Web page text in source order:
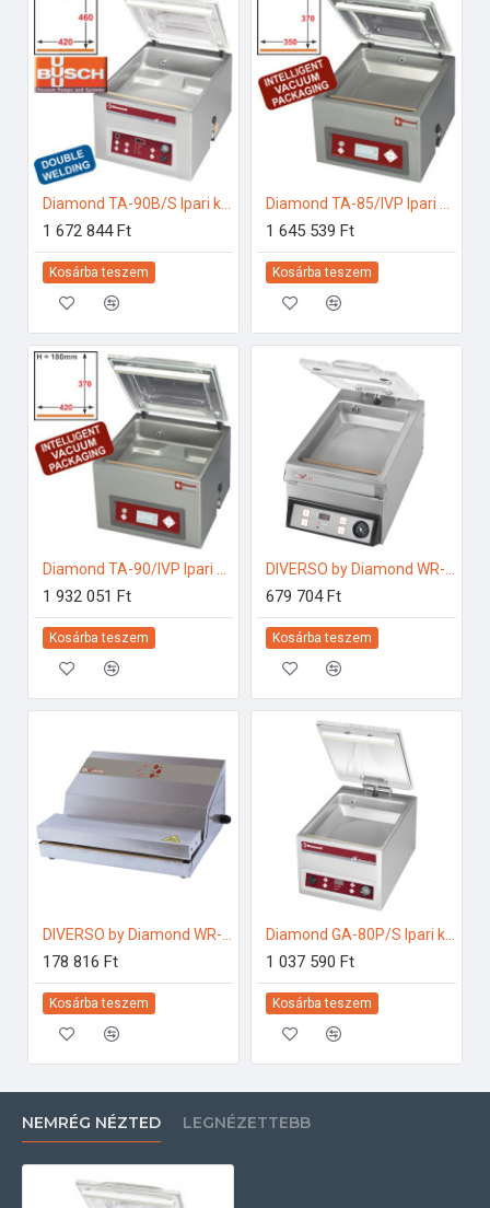
1 672 844 Ft
Kosárba teszem
1 645 539 Ft
Kosárba teszem
1 932 051 Ft
Kosárba teszem
679 704 Ft
Kosárba teszem
178 816 Ft
Kosárba teszem
Diamond GA-80P/S Ipari konyhai előkészítés
1 037 590 Ft
Kosárba teszem
NEMRÉG NÉZTED LEGNÉZETTEBB